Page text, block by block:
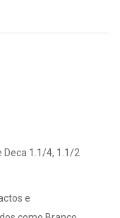
Deca 1.1/4, 1.1/2
e